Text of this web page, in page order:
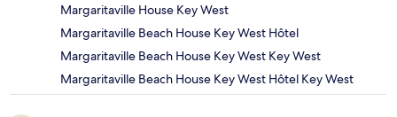
Margaritaville House Key West
Margaritaville Beach House Key West Hôtel
Margaritaville Beach House Key West Key West
Margaritaville Beach House Key West Hôtel Key West